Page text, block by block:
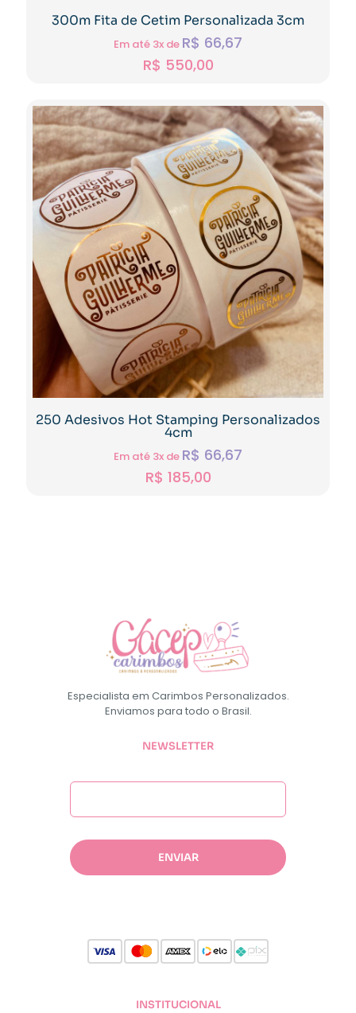
300m Fita de Cetim Personalizada 3cm
Em até 3x de R$ 66,67
R$ 550,00
250 Adesivos Hot Stamping Personalizados
4cm
Em até 3x de R$ 66,67
R$ 185,00
Especialista em Carimbos Personalizados.
Enviamos para todo o Brasil.
NEWSLETTER
INSTITUCIONAL